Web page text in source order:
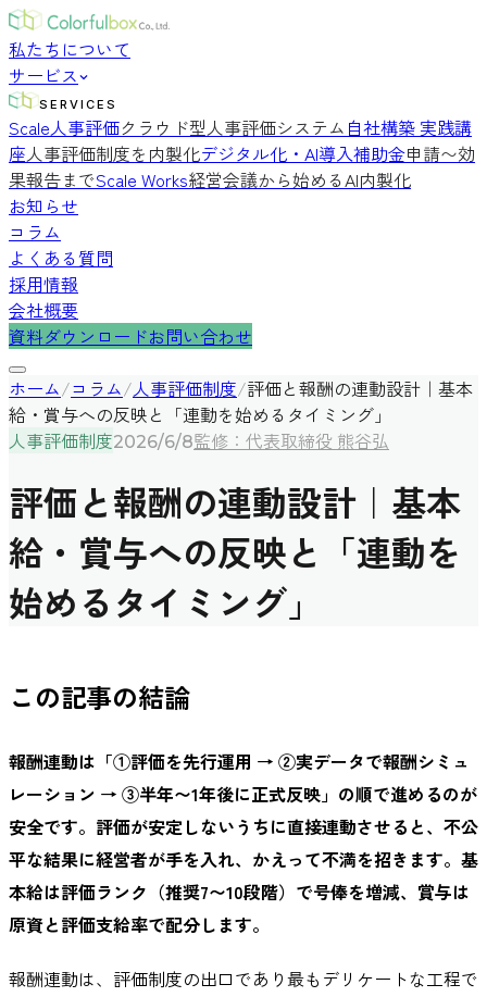
私たちについて
サービス
SERVICES
Scale人事評価クラウド型人事評価システム 自社構築 実践講
座人事評価制度を内製化デジタル化・AI導入補助金申請〜効
果報告までScale Works経営会議から始めるAI内製化
お知らせ
コラム
よくある質問
採用情報
会社概要
資料ダウンロードお問い合わせ
ホーム/コラム/人事評価制度/評価と報酬の連動設計｜基本
給・賞与への反映と「連動を始めるタイミング」
人事評価制度2026/6/8監修：代表取締役 熊谷弘
評価と報酬の連動設計｜基本
給・賞与への反映と「連動を
始めるタイミング」
この記事の結論
報酬連動は「①評価を先行運用 → ②実データで報酬シミュ
レーション → ③半年〜1年後に正式反映」の順で進めるのが
安全です。評価が安定しないうちに直接連動させると、不公
平な結果に経営者が手を入れ、かえって不満を招きます。基
本給は評価ランク（推奨7〜10段階）で号俸を増減、賞与は
原資と評価支給率で配分します。
報酬連動は、評価制度の出口であり最もデリケートな工程で